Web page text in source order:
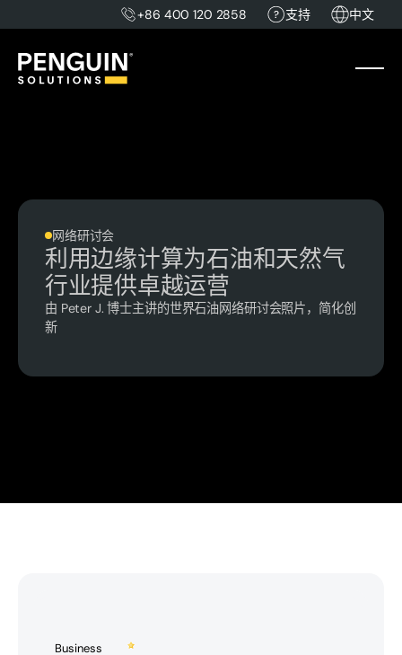
+86 400 120 2858 支持 中文
网络研讨会
利用边缘计算为石油和天然气
行业提供卓越运营
由 Peter J. 博士主讲的世界石油网络研讨会照片，简化创
新